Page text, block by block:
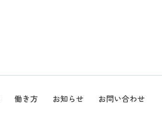
働き方 お知らせ お問い合わせ